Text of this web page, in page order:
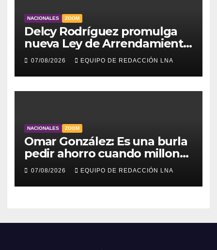
NACIONALES ZOOM
Delcy Rodríguez promulga
nueva Ley de Arrendamiento
para atender a familias
damnificadas
07/08/2026 EQUIPO DE REDACCIÓN LNA
NACIONALES ZOOM
Omar González: Es una burla
pedir ahorro cuando millones
viven sin luz y sin agua
07/08/2026 EQUIPO DE REDACCIÓN LNA